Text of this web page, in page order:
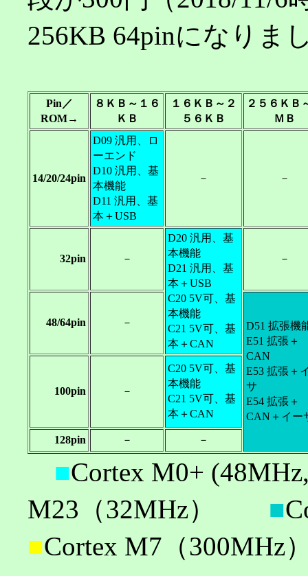
256KB 64pinになりま
Pin／
ROM→
８ＫＢ～１６
ＫＢ
１６ＫＢ～２
５６ＫＢ
２５６ＫＢ
ＭＢ
14/20/24pin
D09 汎用、ロ
ーエンド
D10 汎用、基
本機能
D11 汎用、基
本＋USB
－ －
32pin －
D20 汎用、基
本機能
D21 汎用、基
本＋USB
C20 5V可、基
本機能
C21 5V可、基
本＋CAN
－
48/64pin －
D51 拡張機
E51 拡張＋
CAN
E53 拡張＋
サ
E54 拡張＋
CAN＋イー
100pin －
C20 5V可、基
本機能
C21 5V可、基
本＋CAN
128pin － －
■Cortex M0+
M23（32MHz） ■
■Cortex M7（300MHz